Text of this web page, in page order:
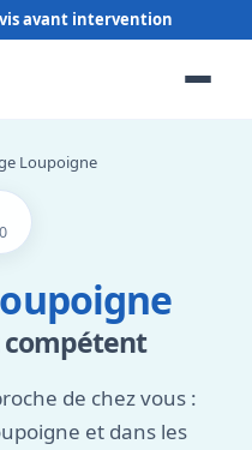
Loupoigne
compétent
de chez vous :
et dans les